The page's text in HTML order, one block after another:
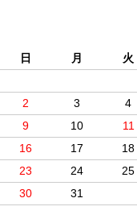
日
月 火
2
3 4
9
10 11
16
17 18
23
24 25
30
31